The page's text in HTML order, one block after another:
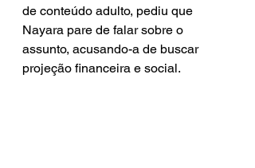
de conteúdo adulto, pediu que
Nayara pare de falar sobre o
assunto, acusando-a de buscar
projeção financeira e social.